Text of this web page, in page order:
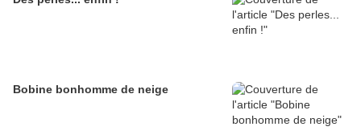
Bobine bonhomme de neige